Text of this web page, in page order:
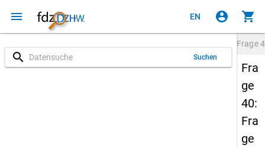
menu EN account_circle shopping_cart
search Suchen
Frage
Fra
ge
40:
Fra
ge